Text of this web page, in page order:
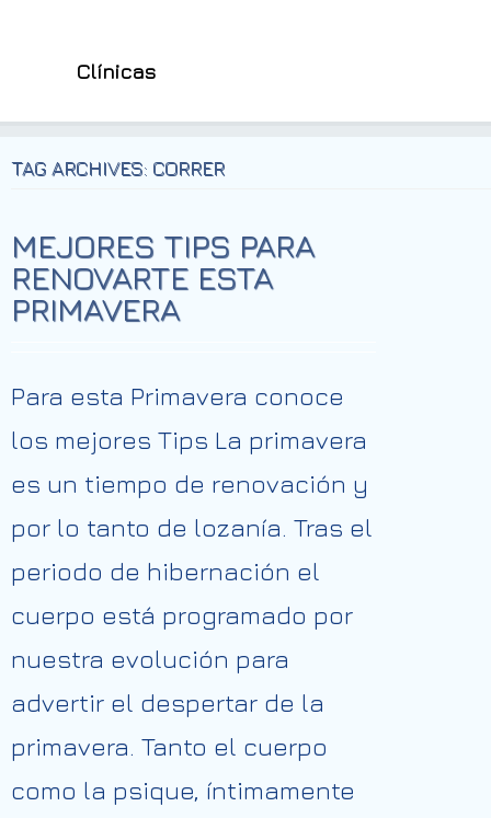
Clínicas
TAG ARCHIVES: CORRER
MEJORES TIPS PARA
RENOVARTE ESTA
PRIMAVERA
Para esta Primavera conoce
los mejores Tips La primavera
es un tiempo de renovación y
por lo tanto de lozanía. Tras el
periodo de hibernación el
cuerpo está programado por
nuestra evolución para
advertir el despertar de la
primavera. Tanto el cuerpo
como la psique, íntimamente